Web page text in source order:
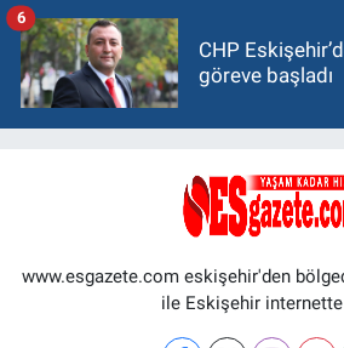
CHP
göreve başladı
6
www.esgazete.com eskişehir'den
ile Eskişehir